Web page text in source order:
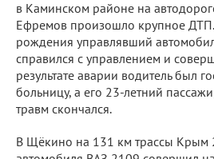
в Каминском районе на
Ефремов произошло крупное ДТП.
рождения управлявший
справился с управлением и
результате аварии водитель был
больницу, а его 23-летний
травм скончался.
В Щёкино на 131 км трассы Крым